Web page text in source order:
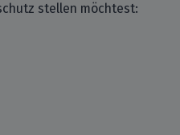
stellen möchtest: